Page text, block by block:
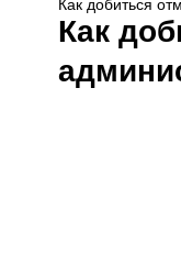
Как добиться
Как